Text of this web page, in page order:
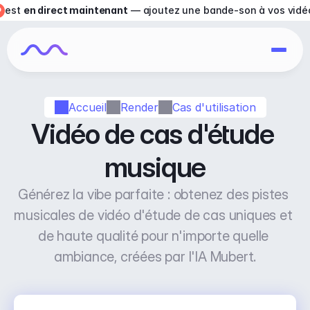
Accueil Render Cas d'utilisation
Vidéo de cas d'étude
musique
Générez la vibe parfaite : obtenez des pistes
musicales de vidéo d'étude de cas uniques et
de haute qualité pour n'importe quelle
ambiance, créées par l'IA Mubert.
est en direct maintenant — ajoutez une bande-son à vos